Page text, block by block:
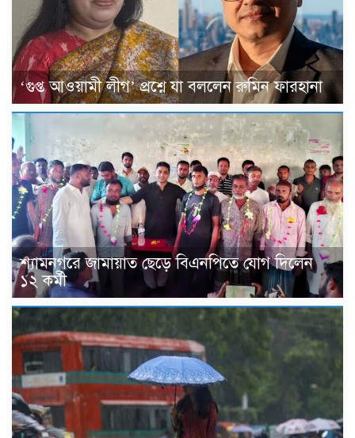
‘গুপ্ত আওয়ামী লীগ’ প্রশ্নে যা বললেন রুমিন ফারহানা
শ্যামনগরে জামায়াত ছেড়ে বিএনপিতে যোগ দিলেন
১২ কর্মী